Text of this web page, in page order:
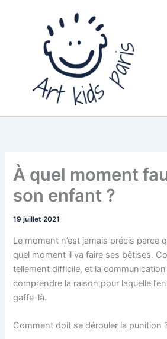
À quel moment
son enfant ?
19 juillet 2021
Le moment n’est jamais précis parce
quel moment il va faire ses bêtises.
tellement difficile, et la
comprendre la raison pour laquelle
gaffe-là.
Comment doit se dérouler la punition